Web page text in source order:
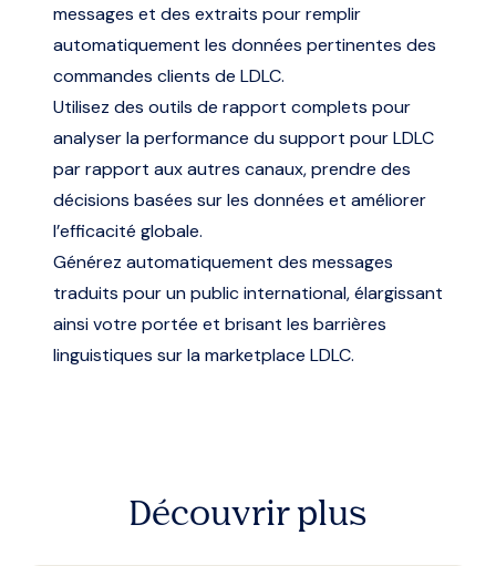
messages et des extraits pour remplir
automatiquement les données pertinentes des
commandes clients de LDLC.
Utilisez des outils de rapport complets pour
analyser la performance du support pour LDLC
par rapport aux autres canaux, prendre des
décisions basées sur les données et améliorer
l’efficacité globale.
Générez automatiquement des messages
traduits pour un public international, élargissant
ainsi votre portée et brisant les barrières
linguistiques sur la marketplace LDLC.
Découvrir plus